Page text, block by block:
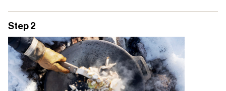
Step 2